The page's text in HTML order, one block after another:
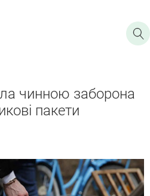
чинною заборона
пакети